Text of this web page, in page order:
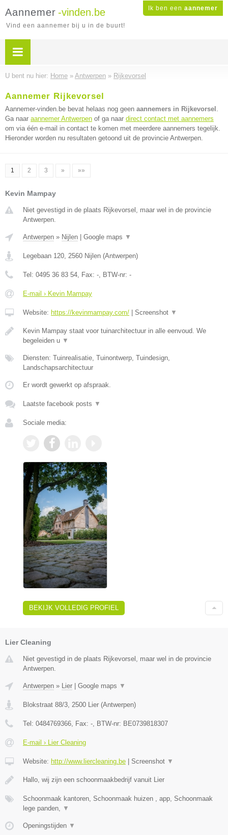
Ik ben een aannemer
Aannemer -vinden.be
Vind een aannemer bij u in de buurt!
U bent nu hier: Home » Antwerpen » Rijkevorsel
Aannemer Rijkevorsel
Aannemer-vinden.be bevat helaas nog geen aannemers in Rijkevorsel .
Ga naar aannemer Antwerpen of ga naar direct contact met aannemers
om via één e-mail in contact te komen met meerdere aannemers tegelijk.
Hieronder worden nu resultaten getoond uit de provincie Antwerpen.
1 2 3 » »»
Kevin Mampay
Niet gevestigd in de plaats Rijkevorsel, maar wel in de provincie
Antwerpen.
Antwerpen » Nijlen Google maps ▼
Legebaan 120, 2560 Nijlen (Antwerpen)
Tel: 0495 36 83 54, Fax: -, BTW-nr: -
E-mail › Kevin Mampay
Website: https://kevinmampay.com/ Screenshot ▼
Kevin Mampay staat voor tuinarchitectuur in alle eenvoud. We
begeleiden u ▼
Diensten: Tuinrealisatie, Tuinontwerp, Tuindesign,
Landschapsarchitectuur
Er wordt gewerkt op afspraak.
Laatste facebook posts ▼
Sociale media:
BEKIJK VOLLEDIG PROFIEL
Lier Cleaning
Niet gevestigd in de plaats Rijkevorsel, maar wel in de provincie
Antwerpen.
Antwerpen » Lier Google maps ▼
Blokstraat 88/3 2500 Lier (Antwerpen)
Tel: 0484769366 , Fax: - , BTW-nr: BE0739818307
E-mail › Lier Cleaning
Website: http://www.liercleaning.be Screenshot ▼
Hallo, wij zijn een schoonmaakbedrijf vanuit Lier
Schoonmaak kantoren, Schoonmaak huizen , app, Schoonmaak
lege panden,
▼
Openingstijden ▼